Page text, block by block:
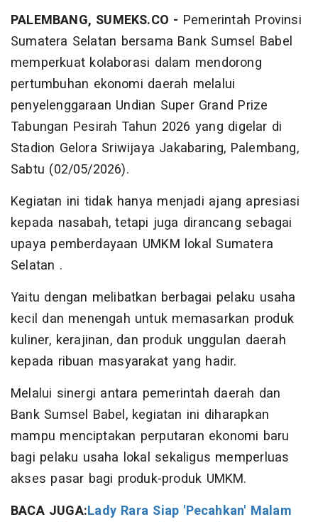
PALEMBANG, SUMEKS.CO - Pemerintah Provinsi
Sumatera Selatan bersama Bank Sumsel Babel
memperkuat kolaborasi dalam mendorong
pertumbuhan ekonomi daerah melalui
penyelenggaraan Undian Super Grand Prize
Tabungan Pesirah Tahun 2026 yang digelar di
Stadion Gelora Sriwijaya Jakabaring, Palembang,
Sabtu (02/05/2026).
Kegiatan ini tidak hanya menjadi ajang apresiasi
kepada nasabah, tetapi juga dirancang sebagai
upaya pemberdayaan UMKM lokal Sumatera
Selatan .
Yaitu dengan melibatkan berbagai pelaku usaha
kecil dan menengah untuk memasarkan produk
kuliner, kerajinan, dan produk unggulan daerah
kepada ribuan masyarakat yang hadir.
Melalui sinergi antara pemerintah daerah dan
Bank Sumsel Babel, kegiatan ini diharapkan
mampu menciptakan perputaran ekonomi baru
bagi pelaku usaha lokal sekaligus memperluas
akses pasar bagi produk-produk UMKM.
BACA JUGA:Lady Rara Siap 'Pecahkan' Malam